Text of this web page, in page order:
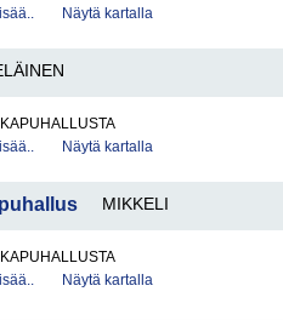
Näytä kartalla
Näytä kartalla
MIKKELI
Näytä kartalla